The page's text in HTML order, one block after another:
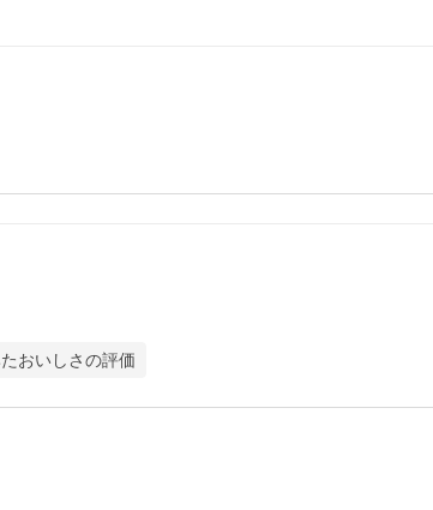
おいしさの評価